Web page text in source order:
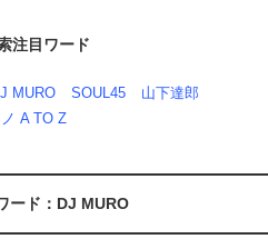
注目ワード
MURO SOUL45
山下達郎
A TO Z
ード：DJ MURO